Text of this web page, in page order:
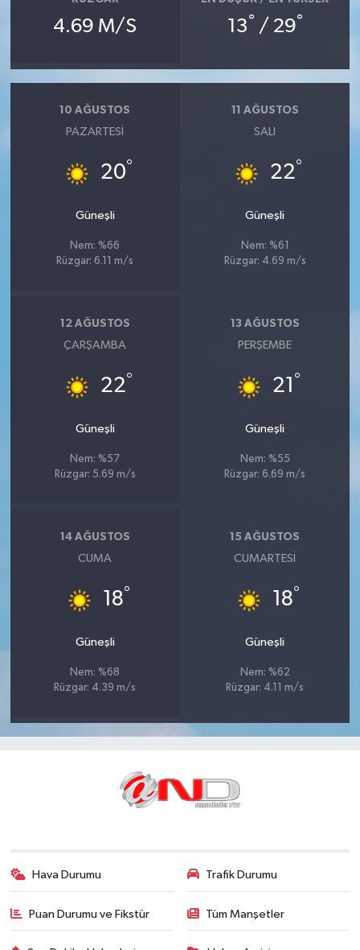
4.69 M/S 13° / 29°
10 AĞUSTOS
PAZARTESI
20°
Güneşli
Nem: %66
Rüzgar: 6.11 m/s
11 AĞUSTOS
SALI
22°
Güneşli
Nem: %61
Rüzgar: 4.69 m/s
12 AĞUSTOS
ÇARŞAMBA
22°
Güneşli
Nem: %57
Rüzgar: 5.69 m/s
13 AĞUSTOS
PERŞEMBE
21 °
Güneşli
Nem: %55
Rüzgar: 6.69 m/s
14 AĞUSTOS
CUMA
18°
Güneşli
Nem: %68
Rüzgar: 4.39 m/s
15 AĞUSTOS
CUMARTESI
18°
Güneşli
Nem: %62
Rüzgar: 4.11 m/s
Hava Durumu Trafik Durumu
Puan Durumu ve Fikstür Tüm Manşetler